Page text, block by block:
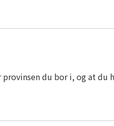
du bor i, og at